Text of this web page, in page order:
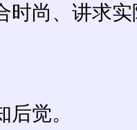
尚、讲求实
觉。